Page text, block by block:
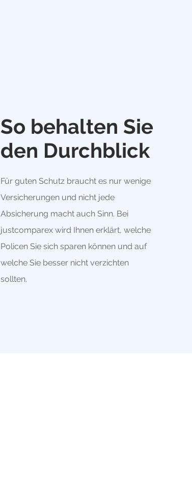
So behalten Sie
den Durchblick
Für guten Schutz braucht es nur wenige
Versicherungen und nicht jede
Absicherung macht auch Sinn. Bei
justcomparex wird Ihnen erklärt, welche
Policen Sie sich sparen können und auf
welche Sie besser nicht verzichten
sollten.